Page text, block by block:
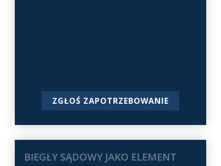
ZGŁOŚ ZAPOTRZEBOWANIE
BIEGŁY SĄDOWY JAKO ELEMENT